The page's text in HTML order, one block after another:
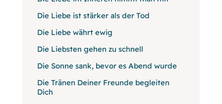
Die Liebe ist stärker als der Tod
Die Liebe währt ewig
Die Liebsten gehen zu schnell
Die Sonne sank, bevor es Abend wurde
Die Tränen Deiner Freunde begleiten
Dich